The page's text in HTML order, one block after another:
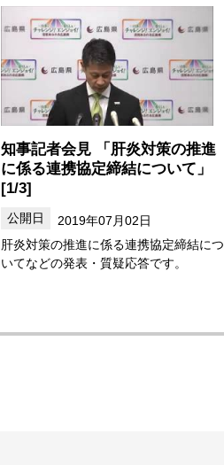
知事記者会見 「肝炎対策の推進
に係る連携協定締結について」
[1/3]
2019年07月02日
肝炎対策の推進に係る連携協定締結につ
いてなどの発表・質疑応答です。